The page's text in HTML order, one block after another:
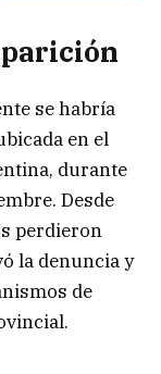
se habría
en el
durante
Desde
perdieron
la denuncia y
de